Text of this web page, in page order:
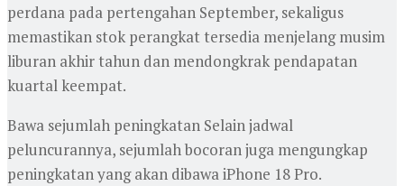
perdana pada pertengahan September, sekaligus
memastikan stok perangkat tersedia menjelang musim
liburan akhir tahun dan mendongkrak pendapatan
kuartal keempat.
‎Bawa sejumlah peningkatan Selain jadwal
peluncurannya, sejumlah bocoran juga mengungkap
peningkatan yang akan dibawa iPhone 18 Pro.